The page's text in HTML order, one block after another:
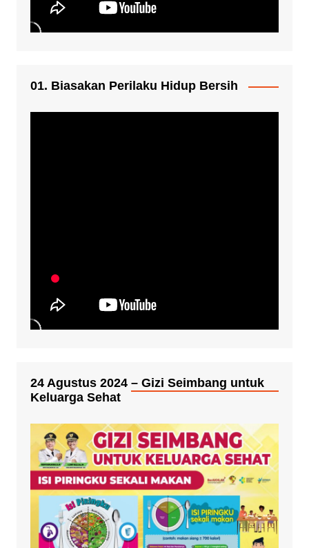
01. Biasakan Perilaku Hidup Bersih
24 Agustus 2024 – Gizi Seimbang untuk
Keluarga Sehat